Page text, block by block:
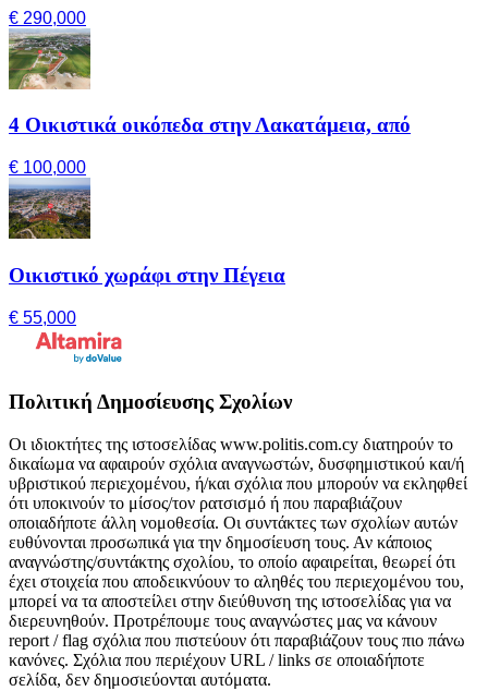
€ 290,000
4 Οικιστικά οικόπεδα στην Λακατάμεια, από
€ 100,000
Οικιστικό χωράφι στην Πέγεια
€ 55,000
Πολιτική Δημοσίευσης Σχολίων
Οι ιδιοκτήτες της ιστοσελίδας www.politis.com.cy διατηρούν το
δικαίωμα να αφαιρούν σχόλια αναγνωστών, δυσφημιστικού και/ή
υβριστικού περιεχομένου, ή/και σχόλια που μπορούν να εκληφθεί
ότι υποκινούν το μίσος/τον ρατσισμό ή που παραβιάζουν
οποιαδήποτε άλλη νομοθεσία. Οι συντάκτες των σχολίων αυτών
ευθύνονται προσωπικά για την δημοσίευση τους. Αν κάποιος
αναγνώστης/συντάκτης σχολίου, το οποίο αφαιρείται, θεωρεί ότι
έχει στοιχεία που αποδεικνύουν το αληθές του περιεχομένου του,
μπορεί να τα αποστείλει στην διεύθυνση της ιστοσελίδας για να
διερευνηθούν. Προτρέπουμε τους αναγνώστες μας να κάνουν
report / flag σχόλια που πιστεύουν ότι παραβιάζουν τους πιο πάνω
κανόνες. Σχόλια που περιέχουν URL / links σε οποιαδήποτε
σελίδα, δεν δημοσιεύονται αυτόματα.